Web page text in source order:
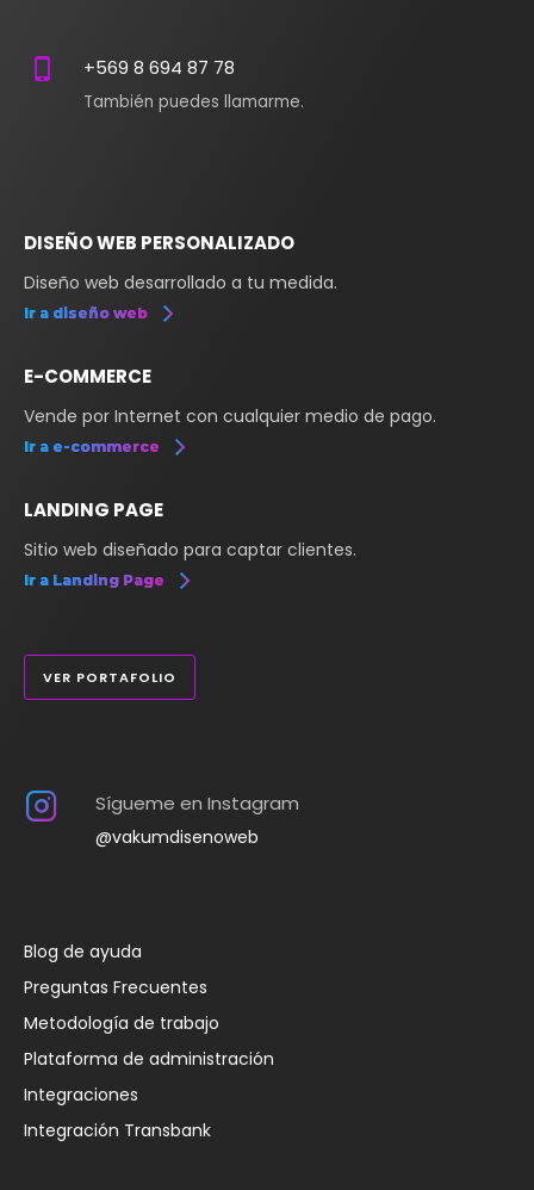
+569 8 694 87 78
También puedes llamarme.
DISEÑO WEB PERSONALIZADO
Diseño web desarrollado a tu medida.
Ir a diseño web
E-COMMERCE
Vende por Internet con cualquier medio de pago.
Ir a e-commerce
LANDING PAGE
Sitio web diseñado para captar clientes.
Ir a Landing Page
VER PORTAFOLIO
Sígueme en Instagram
@vakumdisenoweb
Blog de ayuda
Preguntas Frecuentes
Metodología de trabajo
Plataforma de administración
Integraciones
Integración Transbank